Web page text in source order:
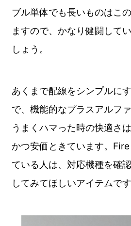
ブル単体でも長いものはこ
ますので、かなり健闘して
しょう。
あくまで配線をシンプルに
で、機能的なプラスアルフ
うまくハマった時の快適さ
かつ安価ときています。
ている人は、対応機種を確
してみてほしいアイテムです